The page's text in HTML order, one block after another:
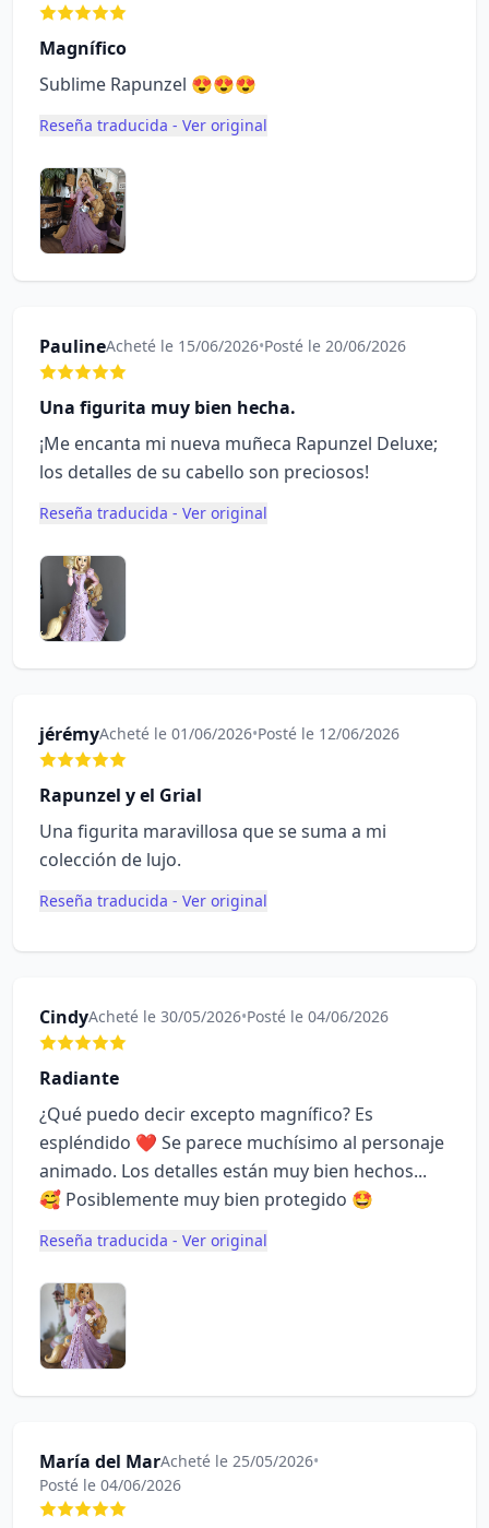
Magnífico
Sublime Rapunzel 😍😍😍
Reseña traducida - Ver original
PaulineAcheté le 15/06/2026•Posté le 20/06/2026
Una figurita muy bien hecha.
¡Me encanta mi nueva muñeca Rapunzel Deluxe;
los detalles de su cabello son preciosos!
Reseña traducida - Ver original
jérémyAcheté le 01/06/2026•Posté le 12/06/2026
Rapunzel y el Grial
Una figurita maravillosa que se suma a mi
colección de lujo.
Reseña traducida - Ver original
CindyAcheté le 30/05/2026•Posté le 04/06/2026
Radiante
¿Qué puedo decir excepto magnífico? Es
espléndido ❤️ Se parece muchísimo al personaje
animado. Los detalles están muy bien hechos...
🥰 Posiblemente muy bien protegido 🤩
Reseña traducida - Ver original
María del MarAcheté le 25/05/2026•
Posté le 04/06/2026